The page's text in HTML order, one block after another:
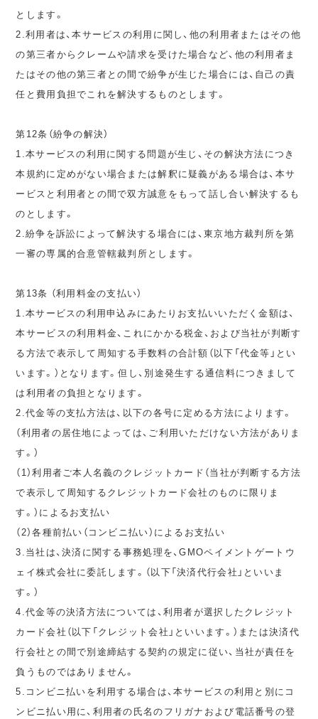
とします。
2.利用者は、本サービスの利用に関し、他の利用者またはその他
の第三者からクレームや請求を受けた場合など、他の利用者ま
たはその他の第三者との間で紛争が生じた場合には、自己の責
任と費用負担でこれを解決するものとします。
第12条（紛争の解決）
1.本サービスの利用に関する問題が生じ、その解決方法につき
本規約に定めがない場合または解釈に疑義がある場合は、本サ
ービスと利用者との間で双方誠意をもって話し合い解決するも
のとします。
2.紛争を訴訟によって解決する場合には、東京地方裁判所を第
一審の専属的合意管轄裁判所とします。
第13条 （利用料金の支払い）
1.本サービスの利用申込みにあたりお支払いいただく金額は、
本サービスの利用料金、これにかかる税金、および当社が判断す
る方法で表示して周知する手数料の合計額（以下「代金等」とい
います。）となります。但し、別途発生する通信料につきまして
は利用者の負担となります。
2.代金等の支払方法は、以下の各号に定める方法によります。
（利用者の居住地によっては、ご利用いただけない方法がありま
す。）
（1）利用者ご本人名義のクレジットカード（当社が判断する方法
で表示して周知するクレジットカード会社のものに限りま
す。）によるお支払い
（2）各種前払い（コンビニ払い）によるお支払い
3.当社は、決済に関する事務処理を、GMOペイメントゲートウ
ェイ株式会社に委託します。（以下「決済代行会社」といいま
す。）
4.代金等の決済方法については、利用者が選択したクレジット
カード会社（以下「クレジット会社」といいます。）または決済代
行会社との間で別途締結する契約の規定に従い、当社が責任を
負うものではありません。
5.コンビニ払いを利用する場合は、本サービスの利用と別にコ
ンビニ払い用に、利用者の氏名のフリガナおよび電話番号の登